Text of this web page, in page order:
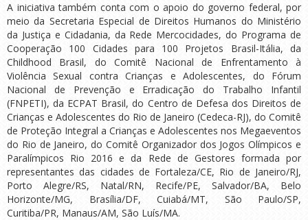
A iniciativa também conta com o apoio do governo federal, por
meio da Secretaria Especial de Direitos Humanos do Ministério
da Justiça e Cidadania, da Rede Mercocidades, do Programa de
Cooperação 100 Cidades para 100 Projetos Brasil-Itália, da
Childhood Brasil, do Comitê Nacional de Enfrentamento à
Violência Sexual contra Crianças e Adolescentes, do Fórum
Nacional de Prevenção e Erradicação do Trabalho Infantil
(FNPETI), da ECPAT Brasil, do Centro de Defesa dos Direitos de
Crianças e Adolescentes do Rio de Janeiro (Cedeca-RJ), do Comitê
de Proteção Integral a Crianças e Adolescentes nos Megaeventos
do Rio de Janeiro, do Comitê Organizador dos Jogos Olímpicos e
Paralímpicos Rio 2016 e da Rede de Gestores formada por
representantes das cidades de Fortaleza/CE, Rio de Janeiro/RJ,
Porto Alegre/RS, Natal/RN, Recife/PE, Salvador/BA, Belo
Horizonte/MG, Brasília/DF, Cuiabá/MT, São Paulo/SP,
Curitiba/PR, Manaus/AM, São Luís/MA.